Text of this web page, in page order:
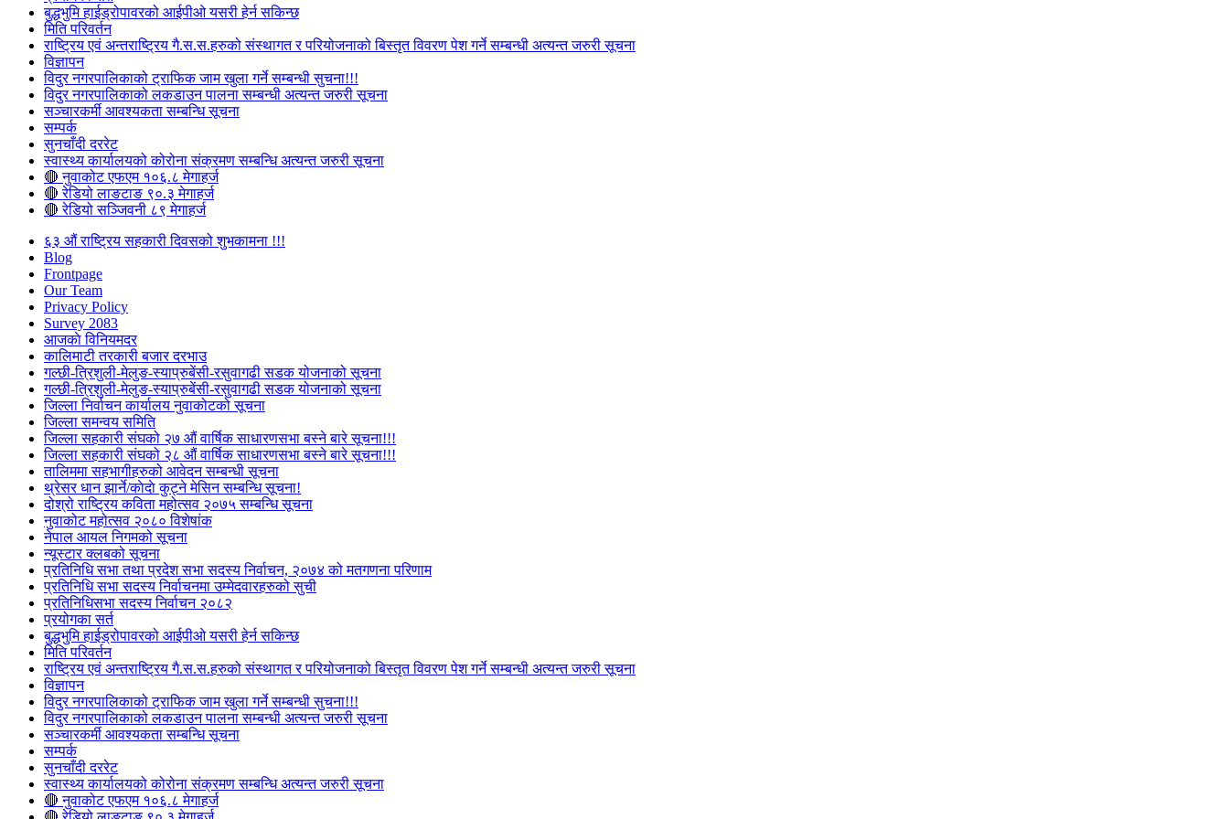
बुद्धभुमि हाईड्रोपावरको आईपीओ यसरी हेर्न सकिन्छ
मिति परिवर्तन
राष्ट्रिय एवं अन्तराष्ट्रिय गै.स.स.हरुको संस्थागत र परियोजनाको बिस्तृत विवरण पेश गर्ने सम्बन्धी अत्यन्त जरुरी सूचना
विज्ञापन
विदुर नगरपालिकाको ट्राफिक जाम खुला गर्ने सम्बन्धी सुचना!!!
विदुर नगरपालिकाको लकडाउन पालना सम्बन्धी अत्यन्त जरुरी सूचना
सञ्चारकर्मी आवश्यकता सम्बन्धि सूचना
सम्पर्क
सुनचाँदी दररेट
स्वास्थ्य कार्यालयको कोरोना संक्रमण सम्बन्धि अत्यन्त जरुरी सूचना
🔴 नुवाकोट एफएम १०६.८ मेगाहर्ज
🔴 रेडियो लाङटाङ ९०.३ मेगाहर्ज
🔴 रेडियो सञ्जिवनी ८९ मेगाहर्ज
६३ औं राष्ट्रिय सहकारी दिवसको शुभकामना !!!
Blog
Frontpage
Our Team
Privacy Policy
Survey 2083
आजकाे विनियमदर
कालिमाटी तरकारी बजार दरभाउ
गल्छी-त्रिशुली-मेलुङ-स्याप्रुबेंसी-रसुवागढी सडक योजनाको सूचना
गल्छी-त्रिशुली-मेलुङ-स्याप्रुबेंसी-रसुवागढी सडक योजनाको सूचना
जिल्ला निर्वाचन कार्यालय नुवाकोटको सूचना
जिल्ला समन्वय समिति
जिल्ला सहकारी संघको २७ औं वार्षिक साधारणसभा बस्ने बारे सूचना!!!
जिल्ला सहकारी संघको २८ औं वार्षिक साधारणसभा बस्ने बारे सूचना!!!
तालिममा सहभागीहरुको आवेदन सम्बन्धी सूचना
थ्रेसर धान झार्ने/काेदाे कुट्ने मेसिन सम्बन्धि सूचना!
दोश्रो राष्ट्रिय कविता महोत्सव २०७५ सम्बन्धि सूचना
नुवाकोट महोत्सव २०८० विशेषांक
नेपाल आयल निगमको सूचना
न्यूस्टार क्लबको सूचना
प्रतिनिधि सभा तथा प्रदेश सभा सदस्य निर्वाचन, २०७४ को मतगणना परिणाम
प्रतिनिधि सभा सदस्य निर्वाचनमा उम्मेदवारहरुको सुची
प्रतिनिधिसभा सदस्य निर्वाचन २०८२
प्रयोगका सर्त
बुद्धभुमि हाईड्रोपावरको आईपीओ यसरी हेर्न सकिन्छ
मिति परिवर्तन
राष्ट्रिय एवं अन्तराष्ट्रिय गै.स.स.हरुको संस्थागत र परियोजनाको बिस्तृत विवरण पेश गर्ने सम्बन्धी अत्यन्त जरुरी सूचना
विज्ञापन
विदुर नगरपालिकाको ट्राफिक जाम खुला गर्ने सम्बन्धी सुचना!!!
विदुर नगरपालिकाको लकडाउन पालना सम्बन्धी अत्यन्त जरुरी सूचना
सञ्चारकर्मी आवश्यकता सम्बन्धि सूचना
सम्पर्क
सुनचाँदी दररेट
स्वास्थ्य कार्यालयको कोरोना संक्रमण सम्बन्धि अत्यन्त जरुरी सूचना
🔴 नुवाकोट एफएम १०६.८ मेगाहर्ज